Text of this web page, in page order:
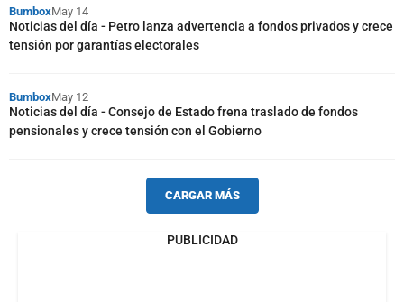
BumboxMay 14
Noticias del día - Petro lanza advertencia a fondos privados y crece
tensión por garantías electorales
BumboxMay 12
Noticias del día - Consejo de Estado frena traslado de fondos
pensionales y crece tensión con el Gobierno
CARGAR MÁS
PUBLICIDAD